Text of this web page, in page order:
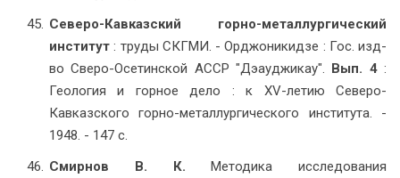
Северо-Кавказский горно-металлургический
институт : труды СКГМИ. - Орджоникидзе : Гос. изд-
во Сверо-Осетинской АССР "Дэауджикау". Вып. 4:
Геология и горное дело : к XV-летию Северо-
Кавказского горно-металлургического института. -
1948. - 147 с.
Смирнов В. К.Методика исследования